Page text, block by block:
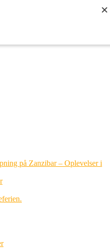
på Zanzibar – Oplevelser i